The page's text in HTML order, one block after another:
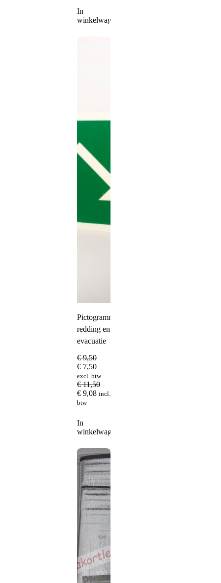
In
winkelwagen
Pictogrammen
redding en
evacuatie
€9,50
€ 7,50
excl. btw
€11,50
€ 9,08 incl.
btw
In
winkelwagen